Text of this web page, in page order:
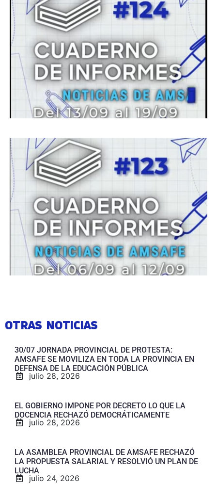
OTRAS NOTICIAS
30/07 JORNADA PROVINCIAL DE PROTESTA:
AMSAFE SE MOVILIZA EN TODA LA PROVINCIA EN
DEFENSA DE LA EDUCACIÓN PÚBLICA
julio 28, 2026
EL GOBIERNO IMPONE POR DECRETO LO QUE LA
DOCENCIA RECHAZÓ DEMOCRÁTICAMENTE
julio 28, 2026
LA ASAMBLEA PROVINCIAL DE AMSAFE RECHAZÓ
LA PROPUESTA SALARIAL Y RESOLVIÓ UN PLAN DE
LUCHA
julio 24, 2026